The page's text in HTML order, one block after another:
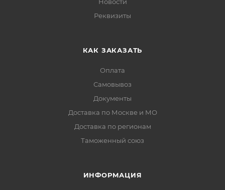
Реквизиты
КАК ЗАКАЗАТЬ
Оплата
Самовывоз
Документы
Доставка по Москве и МО
Доставка по регионам
Таможенный союз
ИНФОРМАЦИЯ